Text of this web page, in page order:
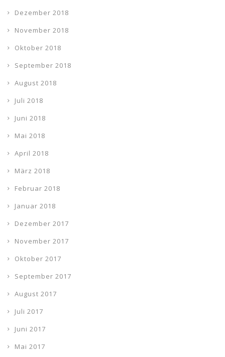
Dezember 2018
November 2018
Oktober 2018
September 2018
August 2018
Juli 2018
Juni 2018
Mai 2018
April 2018
März 2018
Februar 2018
Januar 2018
Dezember 2017
November 2017
Oktober 2017
September 2017
August 2017
Juli 2017
Juni 2017
Mai 2017